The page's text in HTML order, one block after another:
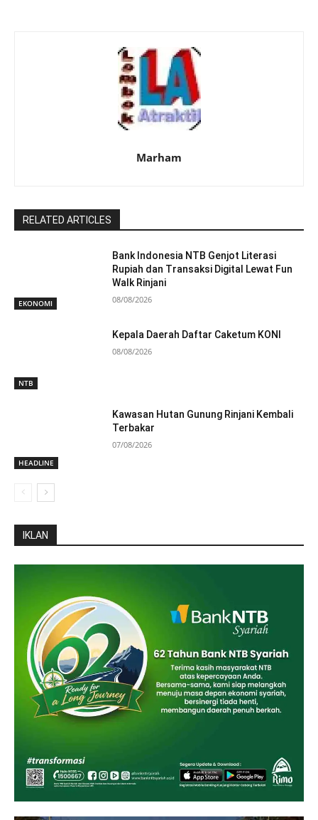
Marham
RELATED ARTICLES
EKONOMI
Bank Indonesia NTB Genjot Literasi
Rupiah dan Transaksi Digital Lewat Fun
Walk Rinjani
08/08/2026
NTB
Kepala Daerah Daftar Caketum KONI
08/08/2026
HEADLINE
Kawasan Hutan Gunung Rinjani Kembali
Terbakar
07/08/2026
IKLAN